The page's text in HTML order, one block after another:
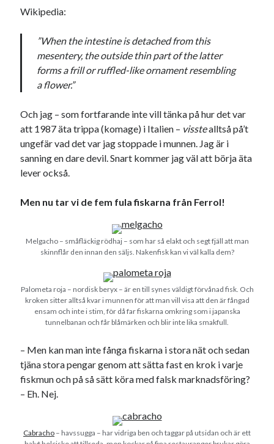
Kategorier
Kategorier
Etiketter
#blogg100 allmänbildning barn
barnen basket bil corona
historia jobb
Julkalenderfacit Julkalendern
julkalendern 2021 Julkalendern 2024 konst
Lund mat
minnen mode museum musik
nostalgi ord radio recept
reklam resa sekrutt skola
sommar språk
Stockholm
Wikipedia:
”When the intestine is detached from this
mesentery, the outside thin part of the latter
forms a frill or ruffled-like ornament resembling
a flower.”
Och jag – som fortfarande inte vill tänka på hur det var
att 1987 äta trippa (komage) i Italien – visstealltså på’t
ungefär vad det var jag stoppade i munnen. Jag är i
sanning en dare devil. Snart kommer jag väl att börja äta
lever också.
Men nu tar vi de fem fula fiskarna från Ferrol!
Melgacho – småfläckig rödhaj – som har så elakt och segt fjäll att man
skinnflår den innan den säljs. Nakenfisk kan vi väl kalla dem?
Palometa roja – nordisk beryx – är en till synes väldigt förvånad fisk. Och
kroken sitter alltså kvar i munnen för att man vill visa att den är fångad
ensam och inte i stim, för då far fiskarna omkring som i japanska
tunnelbanan och får blåmärken och blir inte lika smakfull.
– Men kan man inte fånga fiskarna i stora nät och sedan
tjäna stora pengar genom att sätta fast en krok i varje
fiskmun och på så sätt köra med falsk marknadsföring?
– Eh. Nej.
Cabracho – havssugga – har vidriga ben och taggar på utsidan och är ett